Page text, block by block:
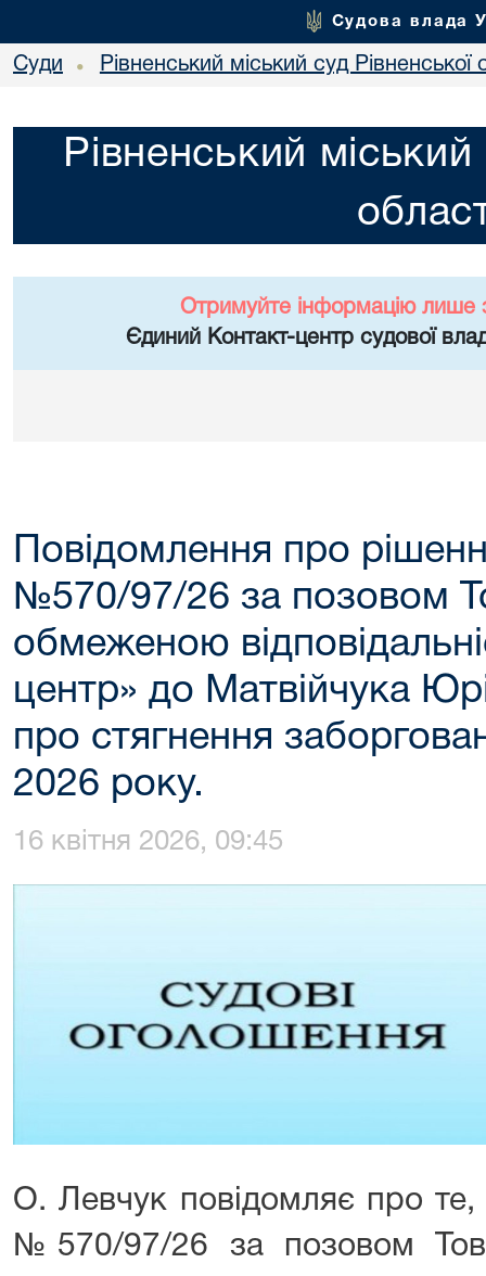
Судова влада
Суди • Рівненський міський суд Рівненської
Рівненський міський
Отримуйте інформацію лише
Єдиний Контакт-центр судової
Повідомлення про
№570/97/26 за позовом
обмеженою
центр» до Матвійчука
про стягнення
2026 року.
16 квітня 2026, 09:45
О. Левчук повідомляє про те,
№570/97/26 за позовом